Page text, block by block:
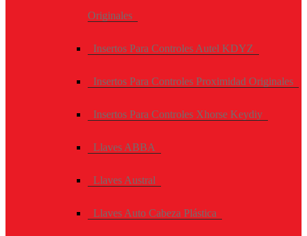
Originales
Insertos Para Controles Autel KDYZ
Insertos Para Controles Proximidad Originales
Insertos Para Controles Xhorse Keydiy
Llaves ABBA
Llaves Austral
Llaves Auto Cabeza Plástica